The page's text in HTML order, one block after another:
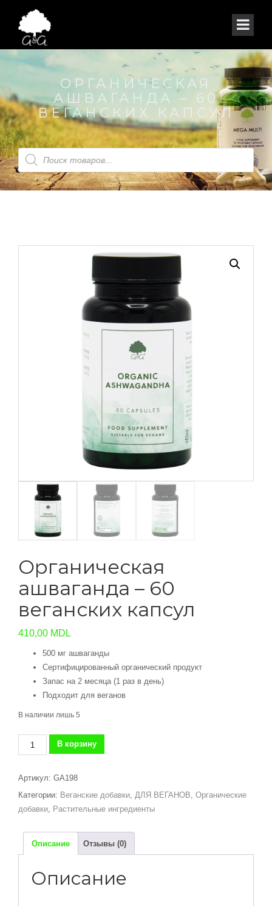
ОРГАНИЧЕСКАЯ
АШВАГАНДА – 60
ВЕГАНСКИХ КАПСУЛ
Поиск
товаров
Органическая
ашваганда – 60
веганских капсул
410,00 MDL
500 мг ашваганды
Сертифицированный органический продукт
Запас на 2 месяца (1 раз в день)
Подходит для веганов
В наличии лишь 5
Количество
товара
ашваганда
-
60
капсул
В корзину
Артикул: GA198
Категории: Веганские добавки, ДЛЯ ВЕГАНОВ, Органические
добавки, Растительные ингредиенты
Описание Отзывы (0)
Описание